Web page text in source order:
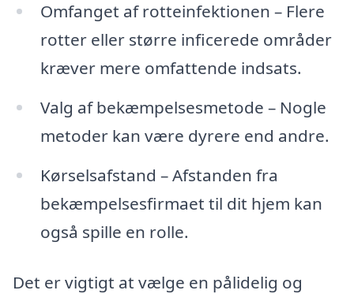
Omfanget af rotteinfektionen – Flere
rotter eller større inficerede områder
kræver mere omfattende indsats.
Valg af bekæmpelsesmetode – Nogle
metoder kan være dyrere end andre.
Kørselsafstand – Afstanden fra
bekæmpelsesfirmaet til dit hjem kan
også spille en rolle.
Det er vigtigt at vælge en pålidelig og